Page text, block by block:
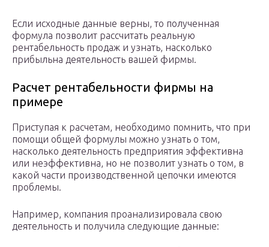
Если исходные данные верны, то полученная
формула позволит рассчитать реальную
рентабельность продаж и узнать, насколько
прибыльна деятельность вашей фирмы.
Расчет рентабельности фирмы на
примере
Приступая к расчетам, необходимо помнить, что при
помощи общей формулы можно узнать о том,
насколько деятельность предприятия эффективна
или неэффективна, но не позволит узнать о том, в
какой части производственной цепочки имеются
проблемы.
Например, компания проанализировала свою
деятельность и получила следующие данные: